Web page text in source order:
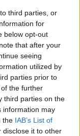
third parties, or
for
below opt-out
that after your
seeing
utilized by
parties prior to
the further
third parties on the
information may
the IAB’s List of
disclose it to other
των